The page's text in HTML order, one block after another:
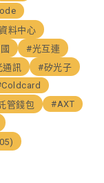
料中心
#光互連
通訊
#矽光子
管錢包
#AXT